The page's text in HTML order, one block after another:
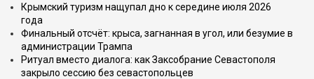
Крымский туризм нащупал дно к середине июля 2026
года
Финальный отсчёт: крыса, загнанная в угол, или безумие в
администрации Трампа
Ритуал вместо диалога: как Заксобрание Севастополя
закрыло сессию без севастопольцев